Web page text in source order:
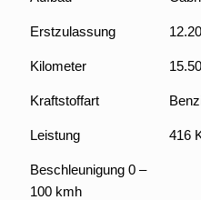
Erstzulassung
Kilometer
Kraftstoffart
Leistung 416
Beschleunigung 0 –
100 kmh